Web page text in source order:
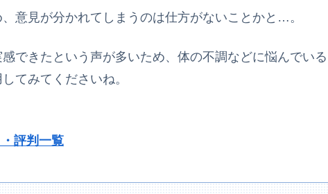
意見が分かれてしまうのは仕方がないことかと…。
できたという声が多いため、体の不調などに悩んでいる
てみてくださいね。
評判一覧